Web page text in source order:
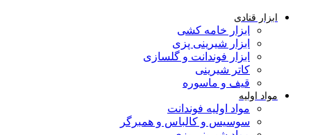
ابزار قنادی
ابزار خامه کشی
ابزار شیرینی پزی
ابزار فوندانت و گلسازی
کاتر شیرینی
قیف و ماسوره
مواد اولیه
مواد اولیه فوندانت
سوسیس و کالباس و همبرگر